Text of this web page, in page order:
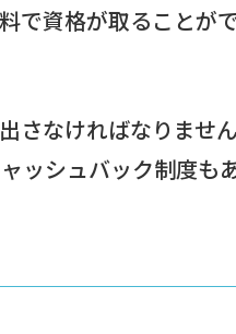
で資格が取ることが
さなければなりません
ッシュバック制度も